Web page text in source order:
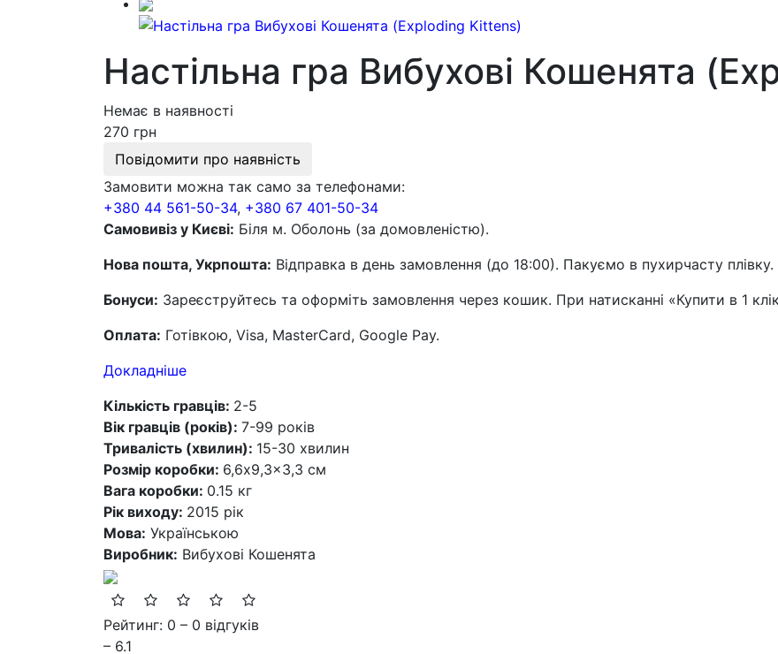
Настільна гра Вибухові Кошенята
Немає в наявності
270 грн
Повідомити про наявність
Замовити можна так само за телефонами:
+380 44 561-50-34, +380 67 401-50-34
Самовивіз у Києві: Біля м. Оболонь (за домовленістю).
Нова пошта, Укрпошта: Відправка в день замовлення (до 18:00). Пакуємо в пухирчасту плівку.
Бонуси: Зареєструйтесь та оформіть замовлення через кошик. При натисканні «Купити в 1
Оплата: Готівкою, Visa, MasterCard, Google Pay.
Докладніше
Кількість гравців: 2-5
Вік гравців (років): 7-99 років
Тривалість (хвилин): 15-30 хвилин
Розмір коробки: 6,6x9,3x3,3 см
Вага коробки: 0.15 кг
Рік виходу: 2015 рік
Мова: Українською
Виробник: Вибухові Кошенята
Рейтинг: 0 – 0 відгуків
– 6.1